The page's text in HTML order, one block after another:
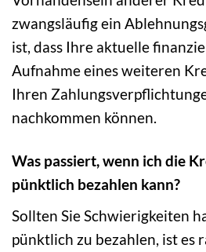
zwangsläufig ein
ist, dass Ihre aktuelle
Aufnahme eines weiteren
Ihren
nachkommen können.
Was passiert, wenn ich die
pünktlich bezahlen kann?
Sollten Sie Schwierigkeiten
pünktlich zu bezahlen, ist es